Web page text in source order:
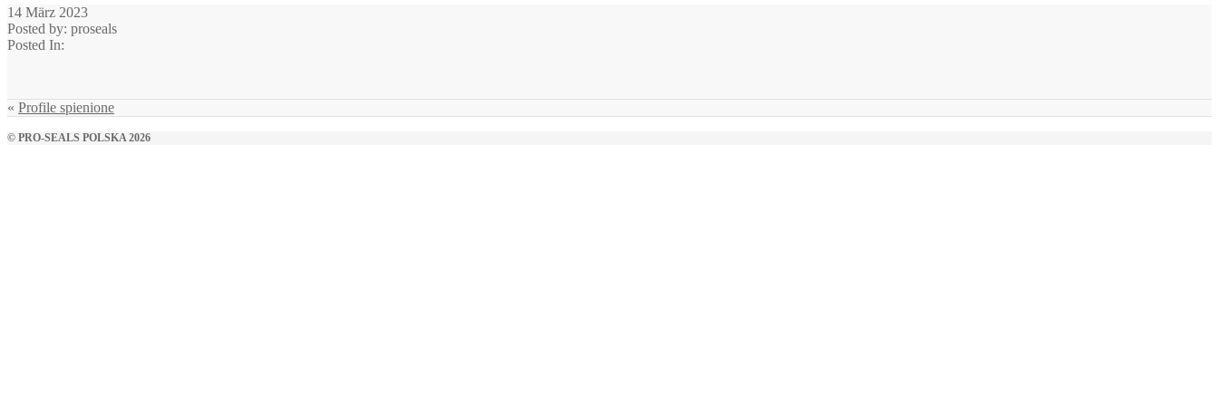
14 März 2023
Posted by: proseals
Posted In:
« Profile spienione
© PRO-SEALS POLSKA 2026